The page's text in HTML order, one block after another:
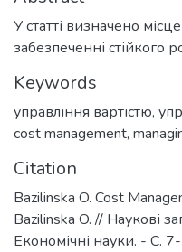
У статті визначено
забезпеченні стійкого
Keywords
управління вартістю,
cost management,
Citation
Bazilinska O. Cost
Bazilinska O. // Наукові
Економічні науки. - С.